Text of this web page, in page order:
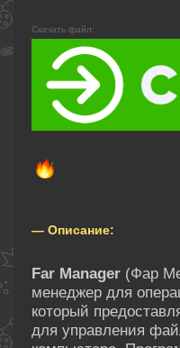
Скачать файл:
— Описание:
Far Manager (Фар
менеджер для
который
для управления